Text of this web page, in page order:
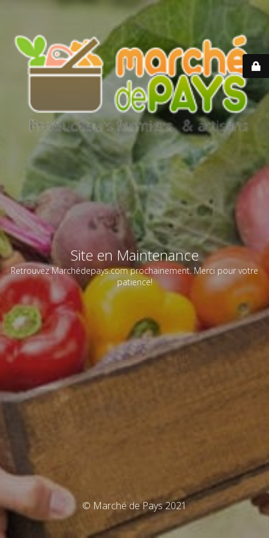
Site en Maintenance
Retrouvez Marchédepays.com prochainement. Merci pour votre
patience!
© Marché de Pays 2021